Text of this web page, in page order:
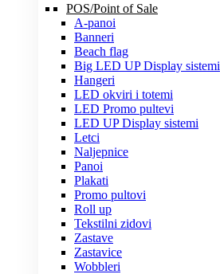
POS/Point of Sale
A-panoi
Banneri
Beach flag
Big LED UP Display sistemi
Hangeri
LED okviri i totemi
LED Promo pultevi
LED UP Display sistemi
Letci
Naljepnice
Panoi
Plakati
Promo pultovi
Roll up
Tekstilni zidovi
Zastave
Zastavice
Wobbleri